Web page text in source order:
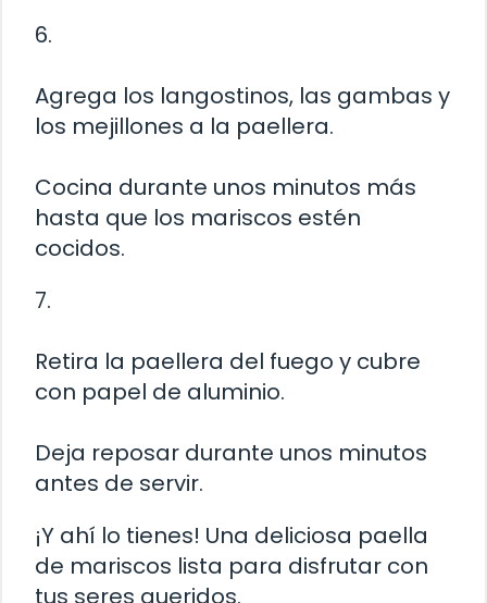
6.
Agrega los langostinos, las gambas y
los mejillones a la paellera.
Cocina durante unos minutos más
hasta que los mariscos estén
cocidos.
7.
Retira la paellera del fuego y cubre
con papel de aluminio.
Deja reposar durante unos minutos
antes de servir.
¡Y ahí lo tienes! Una deliciosa paella
de mariscos lista para disfrutar con
tus seres queridos.